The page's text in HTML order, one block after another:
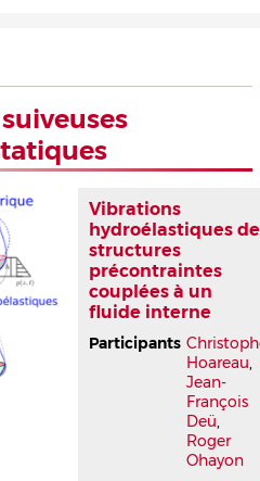
Vibrations
hydroélastiques de
structures
précontraintes
couplées à un
fluide interne
Participants
Hoareau,
Jean-
François
Deü,
Roger
Ohayon